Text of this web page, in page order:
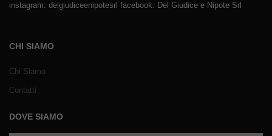
instagram: delgiudiceenipotesrl facebook: Del Giudice e Nipote Srl
CHI SIAMO
Chi Siamo
Contatti
DOVE SIAMO